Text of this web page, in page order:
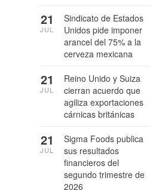
Sindicato de Estados
Unidos pide imponer
arancel del 75% a la
cerveza mexicana
21
JUL
Reino Unido y Suiza
cierran acuerdo que
agiliza exportaciones
cárnicas británicas
21
JUL
Sigma Foods publica
sus resultados
financieros del
segundo trimestre de
2026
21
JUL